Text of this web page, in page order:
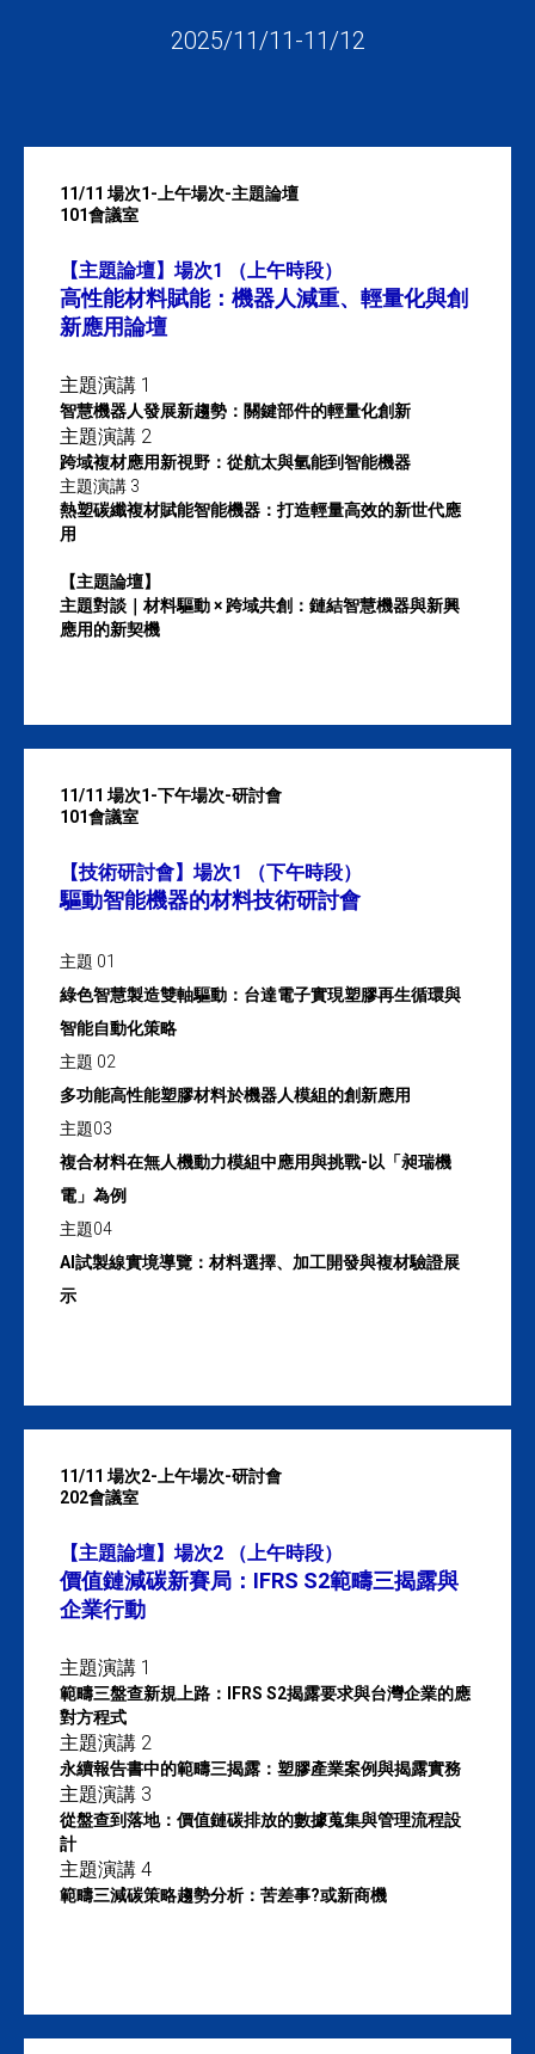
2025/11/11-11/12
11/11 場次1-上午場次-主題論壇
101會議室
【主題論壇】場次1 （上午時段）
高性能材料賦能：機器人減重、輕量化與創
新應用論壇
主題演講 1
智慧機器人發展新趨勢：關鍵部件的輕量化創新
主題演講 2
跨域複材應用新視野：從航太與氫能到智能機器
主題演講 3
熱塑碳纖複材賦能智能機器：打造輕量高效的新世代應
用
【主題論壇】
主題對談｜材料驅動 × 跨域共創：鏈結智慧機器與新興
應用的新契機
11/11 場次1-下午場次-研討會
101會議室
【技術研討會】場次1 （下午時段）
驅動智能機器的材料技術研討會
主題 01
綠色智慧製造雙軸驅動：台達電子實現塑膠再生循環與
智能自動化策略
主題 02
多功能高性能塑膠材料於機器人模組的創新應用
主題03
複合材料在無人機動力模組中應用與挑戰-以「昶瑞機
電」為例
主題04
AI試製線實境導覽：材料選擇、加工開發與複材驗證展
示
11/11 場次2-上午場次-研討會
202會議室
【主題論壇】場次2 （上午時段）
價值鏈減碳新賽局：IFRS S2範疇三揭露與
企業行動
主題演講 1
範疇三盤查新規上路：IFRS S2揭露要求與台灣企業的應
對方程式
主題演講 2
永續報告書中的範疇三揭露：塑膠產業案例與揭露實務
主題演講 3
從盤查到落地：價值鏈碳排放的數據蒐集與管理流程設
計
主題演講 4
範疇三減碳策略趨勢分析：苦差事?或新商機